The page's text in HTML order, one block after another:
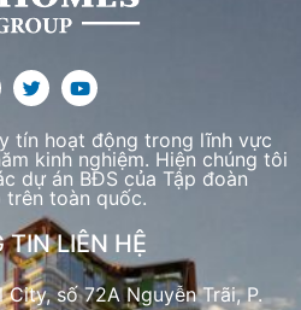
tín hoạt động trong lĩnh vực
kinh nghiệm. Hiện chúng tôi
dự án BĐS của Tập đoàn
trên toàn quốc.
TIN LIÊN HỆ
số 72A Nguyễn Trãi, P.